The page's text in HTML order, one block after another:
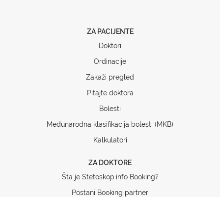
ZA PACIJENTE
Doktori
Ordinacije
Zakaži pregled
Pitajte doktora
Bolesti
Međunarodna klasifikacija bolesti (MKB)
Kalkulatori
ZA DOKTORE
Šta je Stetoskop.info Booking?
Postani Booking partner